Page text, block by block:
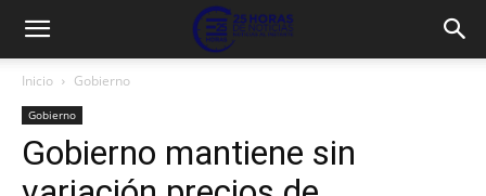
Inicio Gobierno
Gobierno
Gobierno mantiene sin